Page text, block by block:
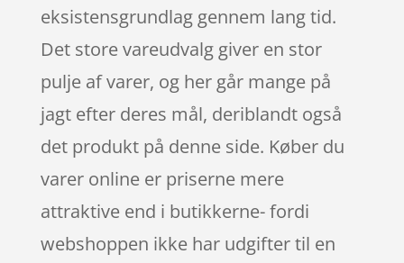
eksistensgrundlag gennem lang tid.
Det store vareudvalg giver en stor
pulje af varer, og her går mange på
jagt efter deres mål, deriblandt også
det produkt på denne side. Køber du
varer online er priserne mere
attraktive end i butikkerne- fordi
webshoppen ikke har udgifter til en